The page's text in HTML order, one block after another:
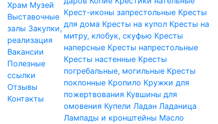
Храм Музей
Выставочные
залы Закупки,
реализация
Вакансии
Полезные
ссылки
Отзывы
Контакты
Крест-иконы запрестольные Кресты
для дома Кресты на купол Кресты на
митру, клобук, скуфью Кресты
наперсные Кресты напрестольные
Кресты настенные Кресты
погребальные, могильные Кресты
поклонные Кропило Кружки для
пожертвования Кувшины для
омовения Купели Ладан Ладаница
Лампады и кронштейны Масло